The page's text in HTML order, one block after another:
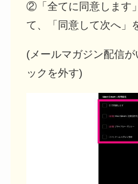
②「全てに同意します
て、「同意して次へ」
(メールマガジン配信
ックを外す)